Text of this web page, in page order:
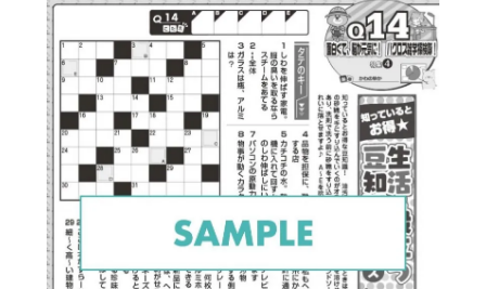
ほどお時間をいただく場合がございます。あ
らかじめご了承ください。
雑誌の単品購入は、佐川急便とゆうメールか
らお選びいただけます。
定期購読は原則ゆうメールのみで、佐川急便
はお選びいただけません。
■佐川急便
商品代金以外に別途送料がかかります。
お届け地域により送料が異なります。
発送から1～2日程度で到着し、土日祝の配送